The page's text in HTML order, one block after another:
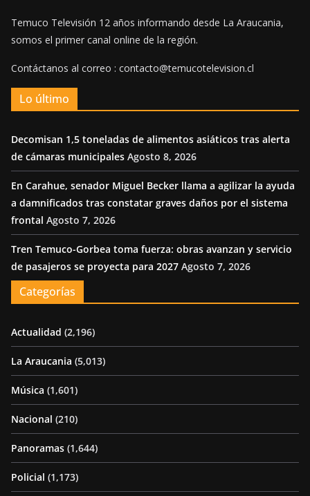
Temuco Televisión 12 años informando desde La Araucania,
somos el primer canal online de la región.
Contáctanos al correo : contacto@temucotelevision.cl
Lo último
Decomisan 1,5 toneladas de alimentos asiáticos tras alerta
de cámaras municipales Agosto 8, 2026
En Carahue, senador Miguel Becker llama a agilizar la ayuda
a damnificados tras constatar graves daños por el sistema
frontal Agosto 7, 2026
Tren Temuco-Gorbea toma fuerza: obras avanzan y servicio
de pasajeros se proyecta para 2027 Agosto 7, 2026
Categorías
Actualidad (2,196)
La Araucania (5,013)
Música (1,601)
Nacional (210)
Panoramas (1,644)
Policial (1,173)